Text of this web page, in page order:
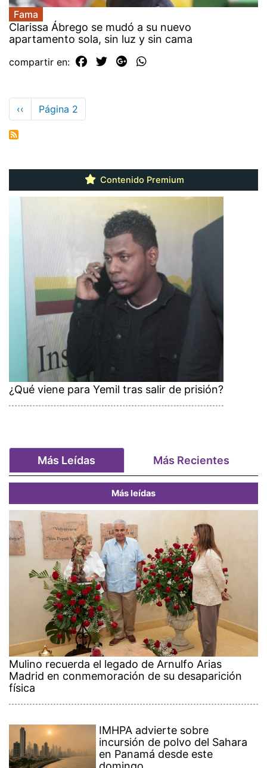
Fama
Clarissa Ábrego se mudó a su nuevo
apartamento sola, sin luz y sin cama
compartir en:
Paginación
Página
anterior
‹‹ Página 2
Contenido Premium
¿Qué viene para Yemil tras salir de prisión?
Más Leídas Más Recientes
Más leídas
Mulino recuerda el legado de Arnulfo Arias
Madrid en conmemoración de su desaparición
física
IMHPA advierte sobre
incursión de polvo del Sahara
en Panamá desde este